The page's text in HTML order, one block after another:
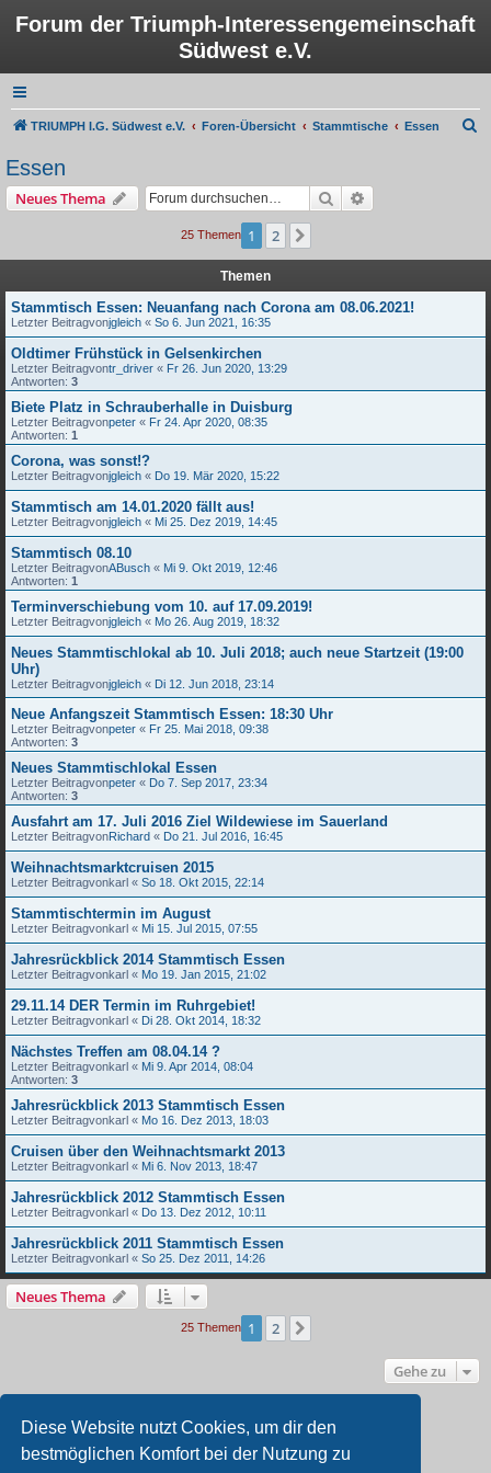
Diese Website nutzt Cookies, um dir den
bestmöglichen Komfort bei der Nutzung zu
Forum der Triumph-Interessengemeinschaft
Südwest e.V.
TRIUMPH I.G. Südwest e.V. Foren-Übersicht Stammtische Essen
Essen
Neues Thema Suche
25 Themen 1 2
Themen
Stammtisch Essen: Neuanfang nach Corona am 08.06.2021!
Letzter Beitragvonjgleich « So 6. Jun 2021, 16:35
Oldtimer Frühstück in Gelsenkirchen
Letzter Beitragvontr_driver « Fr 26. Jun 2020, 13:29
Antworten: 3
Biete Platz in Schrauberhalle in Duisburg
Letzter Beitragvonpeter « Fr 24. Apr 2020, 08:35
Antworten: 1
Corona, was sonst!?
Letzter Beitragvonjgleich « Do 19. Mär 2020, 15:22
Stammtisch am 14.01.2020 fällt aus!
Letzter Beitragvonjgleich « Mi 25. Dez 2019, 14:45
Stammtisch 08.10
Letzter BeitragvonABusch « Mi 9. Okt 2019, 12:46
Antworten: 1
Terminverschiebung vom 10. auf 17.09.2019!
Letzter Beitragvonjgleich « Mo 26. Aug 2019, 18:32
Neues Stammtischlokal ab 10. Juli 2018; auch neue Startzeit (19:00
Uhr)
Letzter Beitragvonjgleich « Di 12. Jun 2018, 23:14
Neue Anfangszeit Stammtisch Essen: 18:30 Uhr
Letzter Beitragvonpeter « Fr 25. Mai 2018, 09:38
Antworten: 3
Neues Stammtischlokal Essen
Letzter Beitragvonpeter « Do 7. Sep 2017, 23:34
Antworten: 3
Ausfahrt am 17. Juli 2016 Ziel Wildewiese im Sauerland
Letzter BeitragvonRichard « Do 21. Jul 2016, 16:45
Weihnachtsmarktcruisen 2015
Letzter Beitragvonkarl « So 18. Okt 2015, 22:14
Stammtischtermin im August
Letzter Beitragvonkarl « Mi 15. Jul 2015, 07:55
Jahresrückblick 2014 Stammtisch Essen
Letzter Beitragvonkarl « Mo 19. Jan 2015, 21:02
29.11.14 DER Termin im Ruhrgebiet!
Letzter Beitragvonkarl « Di 28. Okt 2014, 18:32
Nächstes Treffen am 08.04.14 ?
Letzter Beitragvonkarl « Mi 9. Apr 2014, 08:04
Antworten: 3
Jahresrückblick 2013 Stammtisch Essen
Letzter Beitragvonkarl « Mo 16. Dez 2013, 18:03
Cruisen über den Weihnachtsmarkt 2013
Letzter Beitragvonkarl « Mi 6. Nov 2013, 18:47
Jahresrückblick 2012 Stammtisch Essen
Letzter Beitragvonkarl « Do 13. Dez 2012, 10:11
Jahresrückblick 2011 Stammtisch Essen
Letzter Beitragvonkarl « So 25. Dez 2011, 14:26
Neues Thema
25 Themen 1 2
Gehe zu
BERECHTIGUNGEN IN DIESEM FORUM
neuen Themen in diesem Forum erstellen.
Du darfstkeine Antworten zu Themen in diesem Forum erstellen.